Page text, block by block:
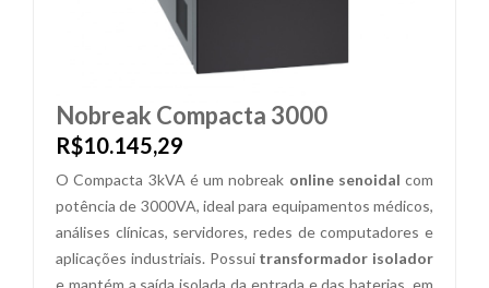
Nobreak Compacta 3000
R$10.145,29
O Compacta 3kVA é um nobreak online senoidal com
potência de 3000VA, ideal para equipamentos médicos,
análises clínicas, servidores, redes de computadores e
aplicações industriais. Possui transformador isolador
e mantém a saída isolada da entrada e das baterias ,em